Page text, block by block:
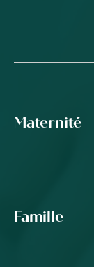
Maternité
Famille